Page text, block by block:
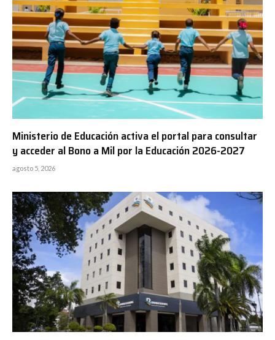
Ministerio de Educación activa el portal para consultar
y acceder al Bono a Mil por la Educación 2026-2027
agosto 5, 2026